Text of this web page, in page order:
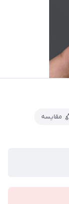
مقایسه